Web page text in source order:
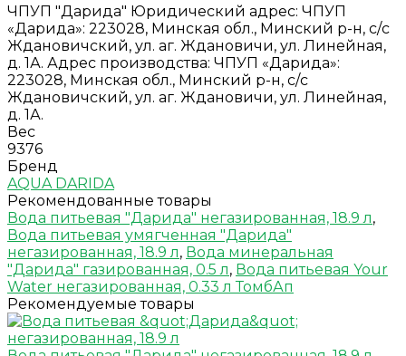
ЧПУП "Дарида" Юридический адрес: ЧПУП
«Дарида»: 223028, Минская обл., Минский р-н, с/с
Ждановичский, ул. аг. Ждановичи, ул. Линейная,
д. 1А. Адрес производства: ЧПУП «Дарида»:
223028, Минская обл., Минский р-н, с/с
Ждановичский, ул. аг. Ждановичи, ул. Линейная,
д. 1А.
Вес
9376
Бренд
AQUA DARIDA
Рекомендованные товары
Вода питьевая "Дарида" негазированная, 18.9 л,
Вода питьевая умягченная "Дарида"
негазированная, 18.9 л, Вода минеральная
"Дарида" газированная, 0.5 л, Вода питьевая Your
Water негазированная, 0.33 л ТомбАп
Рекомендуемые товары